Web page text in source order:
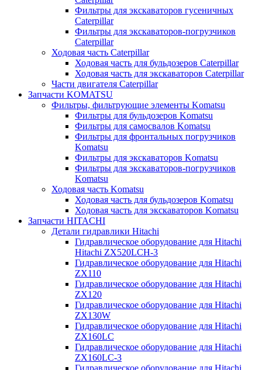
Фильтры для экскаваторов гусеничных
Caterpillar
Фильтры для экскаваторов-погрузчиков
Caterpillar
Ходовая часть Caterpillar
Ходовая часть для бульдозеров Caterpillar
Ходовая часть для экскаваторов Caterpillar
Части двигателя Caterpillar
Запчасти KOMATSU
Фильтры, фильтрующие элементы Komatsu
Фильтры для бульдозеров Komatsu
Фильтры для самосвалов Komatsu
Фильтры для фронтальных погрузчиков
Komatsu
Фильтры для экскаваторов Komatsu
Фильтры для экскаваторов-погрузчиков
Komatsu
Ходовая часть Komatsu
Ходовая часть для бульдозеров Komatsu
Ходовая часть для экскаваторов Komatsu
Запчасти HITACHI
Детали гидравлики Hitachi
Гидравлическое оборудование для Hitachi
Hitachi ZX520LCH-3
Гидравлическое оборудование для Hitachi
ZX110
Гидравлическое оборудование для Hitachi
ZX120
Гидравлическое оборудование для Hitachi
ZX130W
Гидравлическое оборудование для Hitachi
ZX160LC
Гидравлическое оборудование для Hitachi
ZX160LC-3
Гидравлическое оборудование для Hitachi